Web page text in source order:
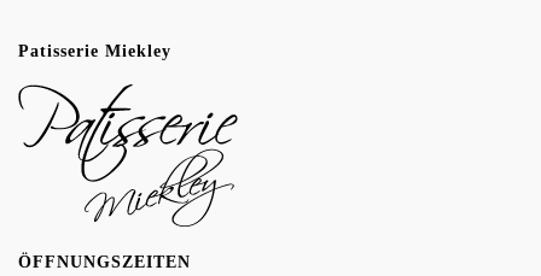
Patisserie Miekley
ÖFFNUNGSZEITEN